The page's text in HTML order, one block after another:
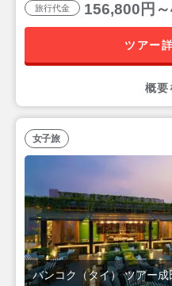
旅行代金 156,800円
ツアー
概要
バンコク（タイ） ツアー
女子旅